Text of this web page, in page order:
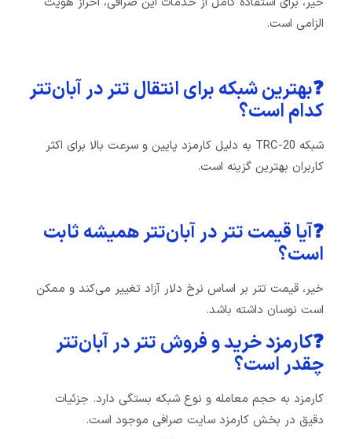
الزامی است.
❓بهترین شبکه برای انتقال تتر در آبان‌تتر
کدام است؟
شبکه TRC-20 به دلیل کارمزد پایین و سرعت بالا برای اکثر
کاربران بهترین گزینه است.
❓آیا قیمت تتر در آبان‌تتر همیشه ثابت
است؟
خیر، قیمت تتر بر اساس نرخ دلار آزاد تغییر می‌کند و ممکن
است نوسان داشته باشد.
❓کارمزد خرید و فروش تتر در آبان‌تتر
چقدر است؟
کارمزد به حجم معامله و نوع شبکه بستگی دارد. جزئیات
دقیق در بخش کارمزد سایت صرافی موجود است.